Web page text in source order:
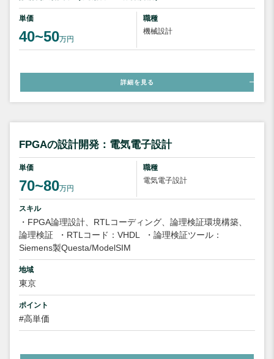
単価
40~50万円
職種
機械設計
詳細を見る
FPGAの設計開発：電気電子設計
単価
70~80万円
職種
電気電子設計
スキル
・FPGA論理設計、RTLコーディング、論理検証環境構築、
論理検証
・RTLコード：VHDL
・論理検証ツール：
Siemens製Questa/ModelSIM
地域
東京
ポイント
#高単価